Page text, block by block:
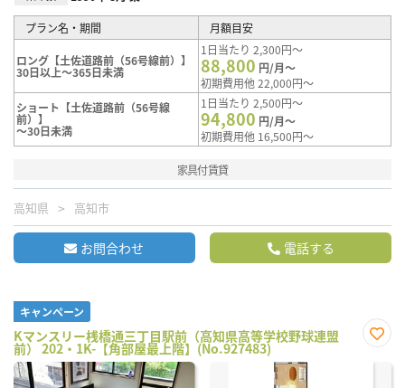
プラン名・期間 月額目安
ロング【土佐道路前（56号線前）】
30日以上～365日未満
1日当たり 2,300円～
88,800 円/月～
初期費用他 22,000円～
ショート【土佐道路前（56号線
前）】
～30日未満
1日当たり 2,500円～
94,800 円/月～
初期費用他 16,500円～
家具付賃貸
高知県 高知市
お問合わせ 電話する
キャンペーン
Kマンスリー桟橋通三丁目駅前（高知県高等学校野球連盟
前） 202・1K-【角部屋最上階】(No.927483)
に入